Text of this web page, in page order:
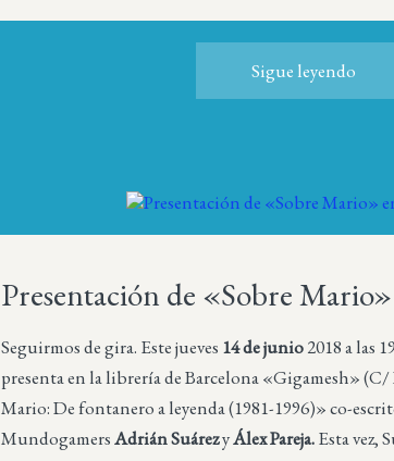
Sigue leyendo
Presentación de «Sobre
Seguirmos de gira. Este jueves 14 de junio2018 a las
presenta en la librería de Barcelona «Gigamesh»
Mario: De fontanero a leyenda (1981-1996)»co-
MundogamersAdrián SuárezyÁlex Pareja.Esta vez,